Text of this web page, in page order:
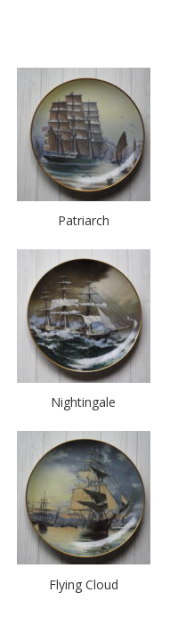
Patriarch
Nightingale
Flying Cloud